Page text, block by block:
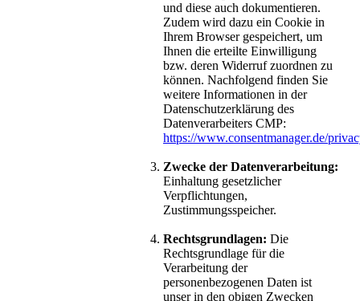
und diese auch dokumentieren.
Zudem wird dazu ein Cookie in
Ihrem Browser gespeichert, um
Ihnen die erteilte Einwilligung
bzw. deren Widerruf zuordnen zu
können. Nachfolgend finden Sie
weitere Informationen in der
Datenschutzerklärung des
Datenverarbeiters CMP:
https://www.consentmanager.de/
Zwecke der Datenverarbeitung:
Einhaltung gesetzlicher
Verpflichtungen,
Zustimmungsspeicher.
Rechtsgrundlagen: Die
Rechtsgrundlage für die
Verarbeitung der
personenbezogenen Daten ist
unser in den obigen Zwecken